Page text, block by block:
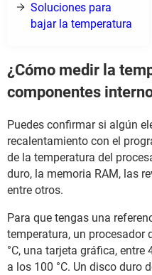
Soluciones para
bajar la temperatura
¿Cómo medir la
componentes
Puedes confirmar si algún
recalentamiento con el
de la temperatura del
duro, la memoria RAM, las
entre otros.
Para que tengas una
temperatura, un procesador
°C, una tarjeta gráfica, entre
a los 100 °C. Un disco duro